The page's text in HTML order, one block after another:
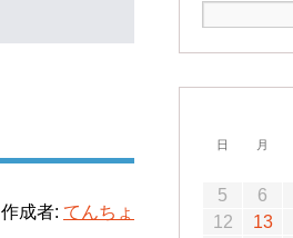
作成者: てんちょ
日 月
5
6
12
13